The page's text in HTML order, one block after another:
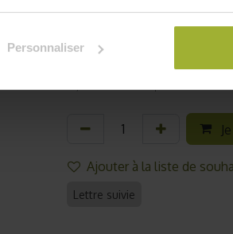
Personnaliser
Période de semis : mars à juillet
Expédition le lendemain de
Ajouter à la liste de
Lettre suivie